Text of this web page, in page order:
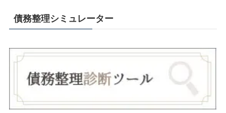
債務整理シミュレーター